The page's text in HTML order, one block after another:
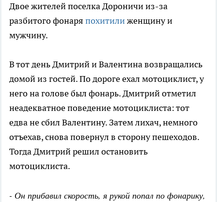
Двое жителей поселка Дороничи из-за
разбитого фонаря похитилиженщину и
мужчину.
В тот день Дмитрий и Валентина возвращались
домой из гостей. По дороге ехал мотоциклист, у
него на голове был фонарь. Дмитрий отметил
неадекватное поведение мотоциклиста: тот
едва не сбил Валентину. Затем лихач, немного
отъехав, снова повернул в сторону пешеходов.
Тогда Дмитрий решил остановить
мотоциклиста.
- Он прибавил скорость, я рукой попал по фонарику,